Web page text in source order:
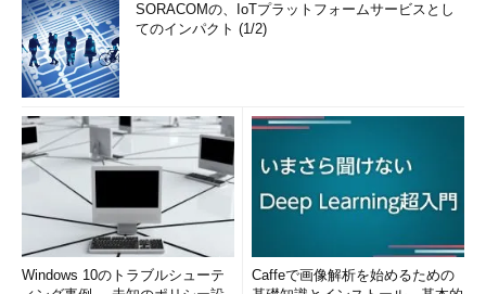
SORACOMの、IoTプラットフォームサービスとし
てのインパクト (1/2)
Windows 10のトラブルシューテ
Caffeで画像解析を始めるための